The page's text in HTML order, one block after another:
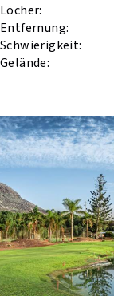
Löcher:
Entfernung:
Schwierigkeit:
Gelände: